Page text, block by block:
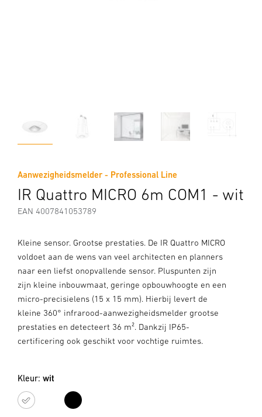
Aanwezigheidsmelder - Professional Line
IR Quattro MICRO 6m COM1 - wit
EAN 4007841053789
Kleine sensor. Grootse prestaties. De IR Quattro MICRO
voldoet aan de wens van veel architecten en planners
naar een liefst onopvallende sensor. Pluspunten zijn
zijn kleine inbouwmaat, geringe opbouwhoogte en een
micro-precisielens (15 x 15 mm). Hierbij levert de
kleine 360° infrarood-aanwezigheidsmelder grootse
prestaties en detecteert 36 m². Dankzij IP65-
certificering ook geschikt voor vochtige ruimtes.
Kleur: wit
wit zwart